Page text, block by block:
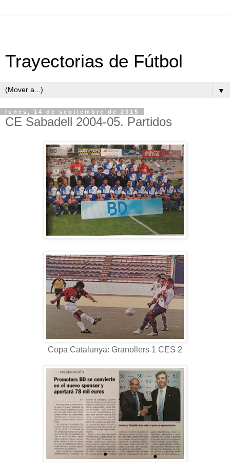
Trayectorias de Fútbol
▼
lunes, 14 de septiembre de 2015
CE Sabadell 2004-05. Partidos
Copa Catalunya: Granollers 1 CES 2